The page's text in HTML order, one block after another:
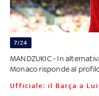
7/24
MANDZUKIC - In
Monaco risponde al
Ufficiale: il Barça a